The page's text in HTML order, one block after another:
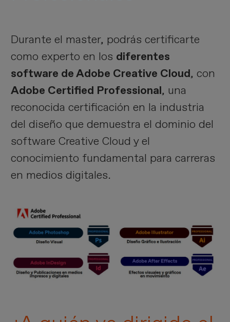
Durante el master, podrás certificarte
como experto en los diferentes
software de Adobe Creative Cloud, con
Adobe Certified Professional, una
reconocida certificación en la industria
del diseño que demuestra el dominio del
software Creative Cloud y el
conocimiento fundamental para carreras
en medios digitales.
Imagen